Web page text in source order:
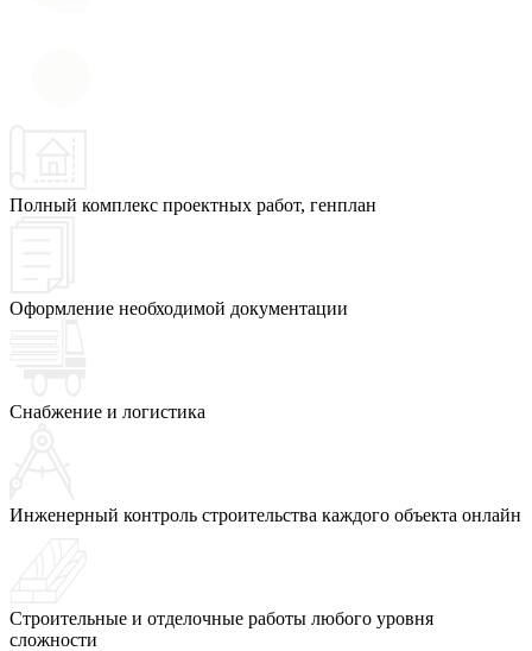
Полный комплекс проектных работ, генплан
Оформление необходимой документации
Снабжение и логистика
Инженерный контроль строительства каждого объекта онлайн
Строительные и отделочные работы любого уровня
сложности